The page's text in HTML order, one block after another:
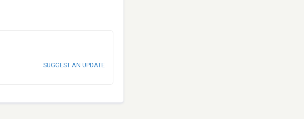
SUGGEST AN UPDATE